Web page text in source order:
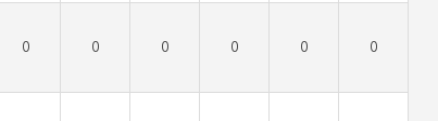
0 0 0 0 0 0